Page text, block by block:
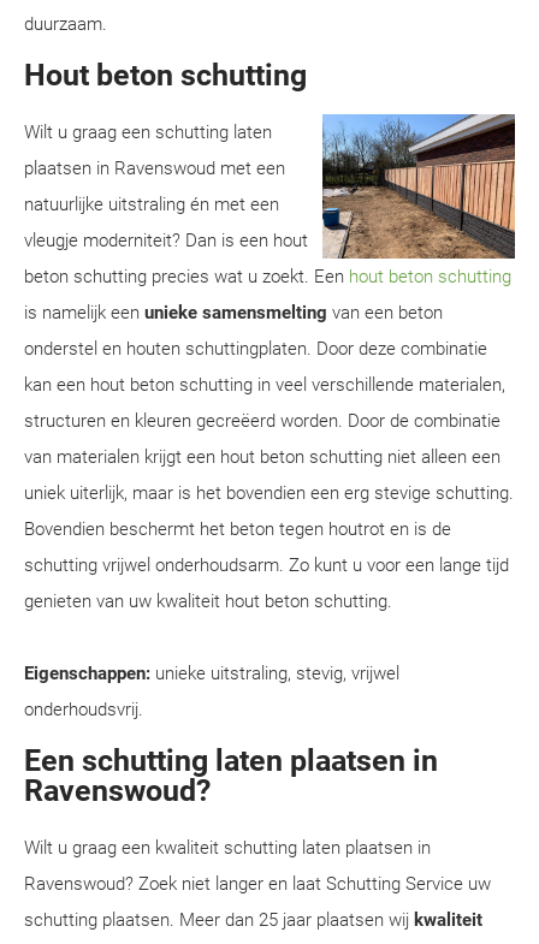
duurzaam.
Hout beton schutting
Wilt u graag een schutting laten
plaatsen in Ravenswoud met een
natuurlijke uitstraling én met een
vleugje moderniteit? Dan is een hout
beton schutting precies wat u zoekt. Een hout beton schutting
is namelijk een unieke samensmelting van een beton
onderstel en houten schuttingplaten. Door deze combinatie
kan een hout beton schutting in veel verschillende materialen,
structuren en kleuren gecreëerd worden. Door de combinatie
van materialen krijgt een hout beton schutting niet alleen een
uniek uiterlijk, maar is het bovendien een erg stevige schutting.
Bovendien beschermt het beton tegen houtrot en is de
schutting vrijwel onderhoudsarm. Zo kunt u voor een lange tijd
genieten van uw kwaliteit hout beton schutting.
Eigenschappen: unieke uitstraling, stevig, vrijwel
onderhoudsvrij.
Een schutting laten plaatsen in
Ravenswoud?
Wilt u graag een kwaliteit schutting laten plaatsen in
Ravenswoud? Zoek niet langer en laat Schutting Service uw
schutting plaatsen. Meer dan 25 jaar plaatsen wij kwaliteit